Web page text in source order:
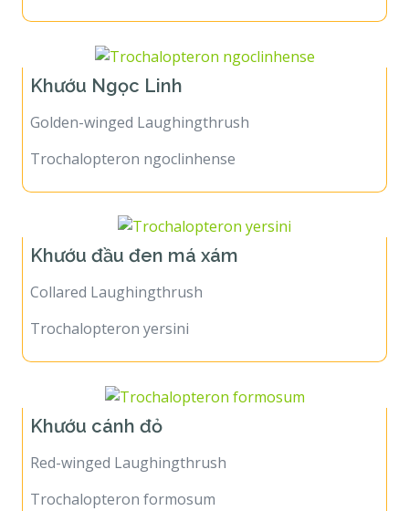
Khướu Ngọc Linh
Golden-winged Laughingthrush
Trochalopteron ngoclinhense
Khướu đầu đen má xám
Collared Laughingthrush
Trochalopteron yersini
Khướu cánh đỏ
Red-winged Laughingthrush
Trochalopteron formosum